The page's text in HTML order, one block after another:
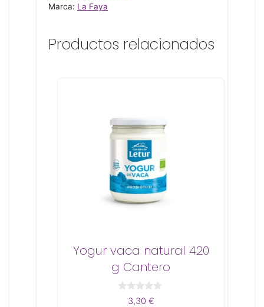
Marca: La Faya
Productos relacionados
Yogur vaca natural 420
g Cantero
3,30 €